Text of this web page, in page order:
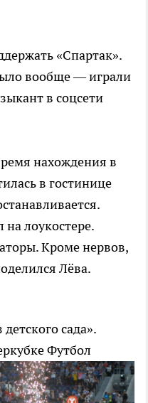
«Спартак».
вообще — играли
в соцсети
нахождения в
в гостинице
лоукостере.
Кроме нервов,
Лёва.
сада».
Футбол